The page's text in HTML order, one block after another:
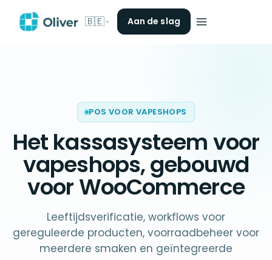
🇧🇪 Aan de slag
POS VOOR VAPESHOPS
Hetkassasysteem voor
vapeshops, gebouwd
voor WooCommerce
Leeftijdsverificatie, workflows voor
gereguleerde producten, voorraadbeheer voor
meerdere smaken en geïntegreerde